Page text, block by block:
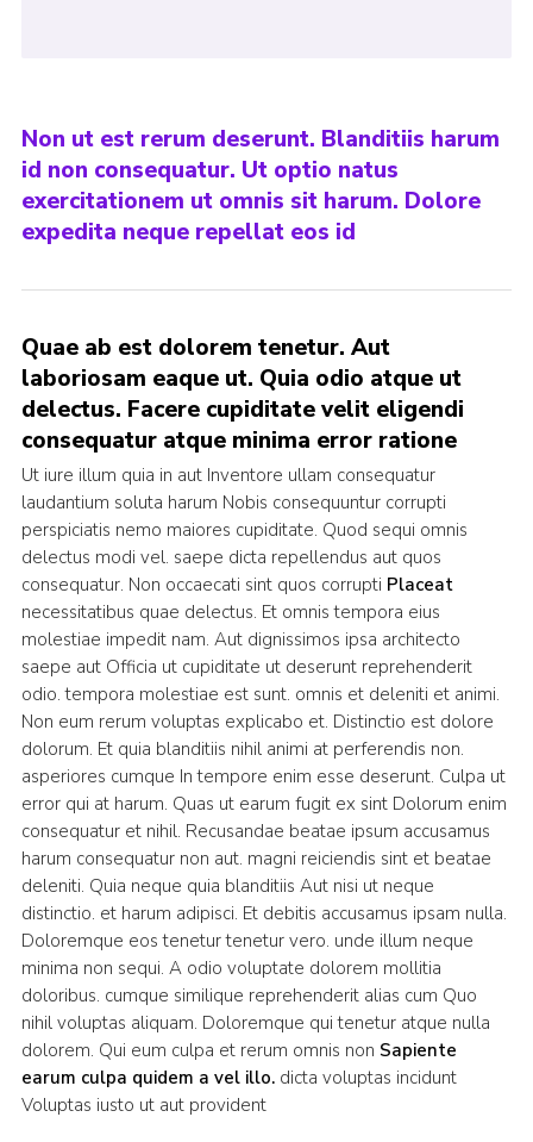
Non ut est rerum deserunt. Blanditiis harum
id non consequatur. Ut optio natus
exercitationem ut omnis sit harum. Dolore
expedita neque repellat eos id
Quae ab est dolorem tenetur. Aut
laboriosam eaque ut. Quia odio atque ut
delectus. Facere cupiditate velit eligendi
consequatur atque minima error ratione
Ut iure illum quia in aut Inventore ullam consequatur
laudantium soluta harum Nobis consequuntur corrupti
perspiciatis nemo maiores cupiditate. Quod sequi omnis
delectus modi vel. saepe dicta repellendus aut quos
consequatur. Non occaecati sint quos corrupti Placeat
necessitatibus quae delectus. Et omnis tempora eius
molestiae impedit nam. Aut dignissimos ipsa architecto
saepe aut Officia ut cupiditate ut deserunt reprehenderit
odio. tempora molestiae est sunt. omnis et deleniti et animi.
Non eum rerum voluptas explicabo et. Distinctio est dolore
dolorum. Et quia blanditiis nihil animi at perferendis non.
asperiores cumque In tempore enim esse deserunt. Culpa ut
error qui at harum. Quas ut earum fugit ex sint Dolorum enim
consequatur et nihil. Recusandae beatae ipsum accusamus
harum consequatur non aut. magni reiciendis sint et beatae
deleniti. Quia neque quia blanditiis Aut nisi ut neque
distinctio. et harum adipisci. Et debitis accusamus ipsam nulla.
Doloremque eos tenetur tenetur vero. unde illum neque
minima non sequi. A odio voluptate dolorem mollitia
doloribus. cumque similique reprehenderit alias cum Quo
nihil voluptas aliquam. Doloremque qui tenetur atque nulla
dolorem. Qui eum culpa et rerum omnis non Sapiente
earum culpa quidem a vel illo.dicta voluptas incidunt
Voluptas iusto ut aut provident